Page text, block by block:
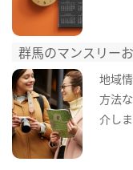
群馬のマンスリー
地域
方法
介しま